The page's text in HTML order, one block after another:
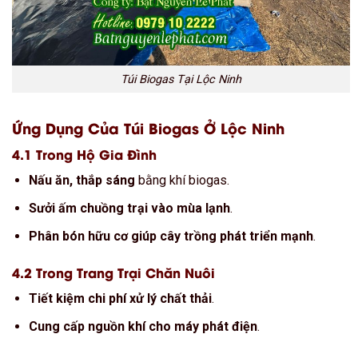
Túi Biogas Tại Lộc Ninh
Ứng Dụng Của Túi Biogas Ở Lộc Ninh
4.1 Trong Hộ Gia Đình
Nấu ăn, thắp sáng bằng khí biogas.
Sưởi ấm chuồng trại vào mùa lạnh.
Phân bón hữu cơ giúp cây trồng phát triển mạnh.
4.2 Trong Trang Trại Chăn Nuôi
Tiết kiệm chi phí xử lý chất thải.
Cung cấp nguồn khí cho máy phát điện.